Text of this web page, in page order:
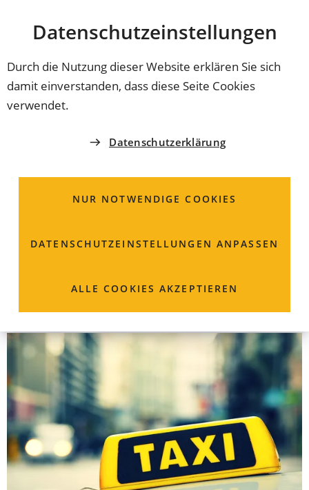
Datenschutz­einstellungen
Durch die Nutzung dieser Website erklären Sie sich
damit einverstanden, dass diese Seite Cookies
verwendet.
Datenschutzerklärung
NUR NOTWENDIGE COOKIES
DATENSCHUTZ­EINSTELLUNGEN ANPASSEN
ALLE COOKIES AKZEPTIEREN
INHALT ANSPRINGEN
Coburg
ZWECKVERBAND ZULASSUNGSSTELLE COBURG
Fahrgastbeförderung;
Beantragung der
befördert, benötigt eine besondere Erlaubnis.